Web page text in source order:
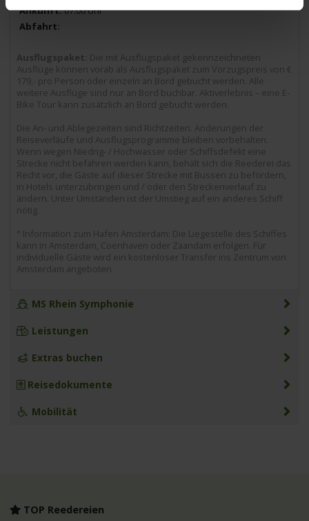
07.00 Uhr
Ausflugspaket: Die mit Ausflugspaket gekennzeichneten
Ausflüge können vorab als Ausflugspaket zum Vorzugspreis von €
179,- pro Person oder einzeln an Bord gebucht werden. Alle
weitere Ausflüge sind nur an Bord buchbar. Aktiverlebnis – eine E-
Bike Tour kann zusätzlich an Bord gebucht werden.
Die An- und Ablegezeiten sind Richtzeiten. Änderungen der
Reiseverläufe und Ausflugsprogramme bleiben vorbehalten.
Wenn wegen Niedrig- / Hochwasser oder Schiffsdefekt eine
Strecke nicht befahren werden kann, behält sich die Reederei das
Recht vor, die Gäste auf dieser Strecke mit Bussen zu befördern,
in Hotels unterzubringen und / oder den Streckenverlauf zu
ändern. Unter Umständen ist der Umstieg auf ein anderes Schiff
nötig.
° Information zum Hafen Amsterdam: Die Liegestelle des Schiffes
kann in Amsterdam, Coenhaven oder Zaandam erfolgen. Für
individuelle Gäste wird ein kostenloser Transfer ins Zentrum von
Amsterdam angeboten
MS Rhein Symphonie
Leistungen
Extras buchen
Reisedokumente
Mobilität
TOP Reedereien